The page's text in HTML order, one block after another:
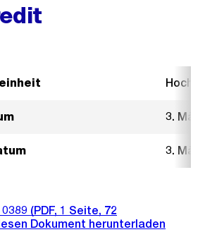
3.
3.
(PDF, 1 Seite, 72
Dokument herunterladen